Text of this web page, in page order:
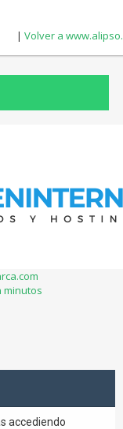
| Volver a
minutos
accediendo